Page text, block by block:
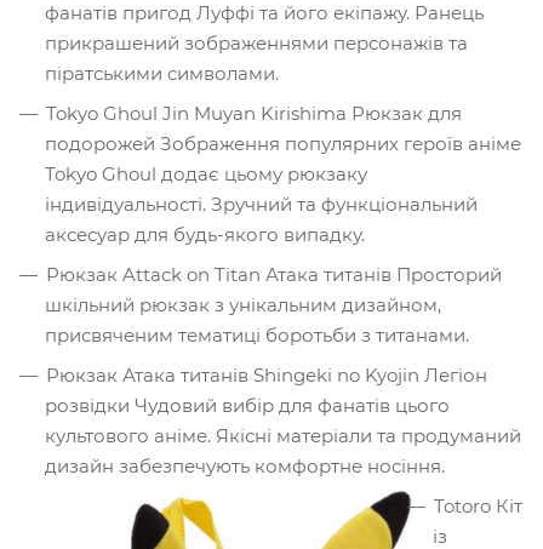
фанатів пригод Луффі та його екіпажу. Ранець
прикрашений зображеннями персонажів та
піратськими символами.
Tokyo Ghoul Jin Muyan Kirishima Рюкзак для
подорожей Зображення популярних героїв аніме
Tokyo Ghoul додає цьому рюкзаку
індивідуальності. Зручний та функціональний
аксесуар для будь-якого випадку.
Рюкзак Attack on Titan Атака титанів Просторий
шкільний рюкзак з унікальним дизайном,
присвяченим тематиці боротьби з титанами.
Рюкзак Атака титанів Shingeki no Kyojin Легіон
розвідки Чудовий вибір для фанатів цього
культового аніме. Якісні матеріали та продуманий
дизайн забезпечують комфортне носіння.
Totoro Кіт
із